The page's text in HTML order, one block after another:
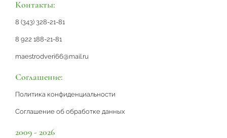
Контакты:
8 (343) 328-21-81
8 922 188-21-81
maestrodveri66@mail.ru
Соглашение:
Политика конфиденциальности
Соглашение об обработке данных
2009 - 2026